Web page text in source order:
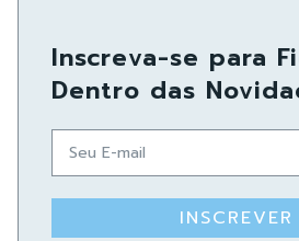
Inscreva-se para
Dentro das
INSCREVER